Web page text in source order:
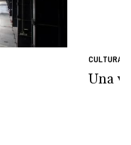
CULTURA
Una